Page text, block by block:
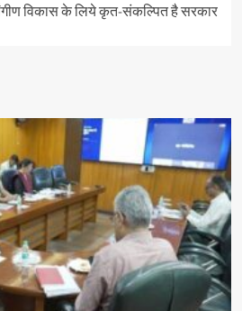
विकास के लिये कृत-संकल्पित है सरकार